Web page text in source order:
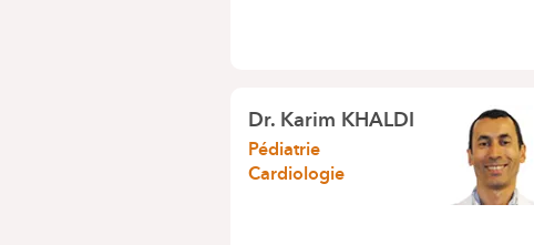
Dr.Karim KHALDI
Pédiatrie
Cardiologie